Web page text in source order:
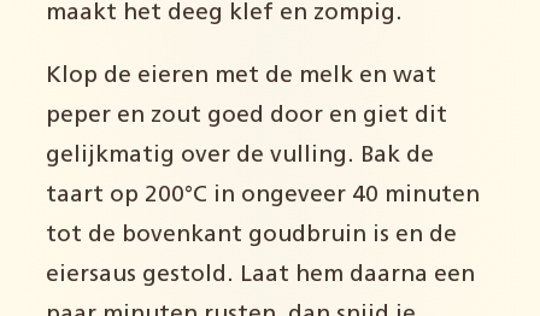
maakt het deeg klef en zompig.
Klop de eieren met de melk en wat
peper en zout goed door en giet dit
gelijkmatig over de vulling. Bak de
taart op 200°C in ongeveer 40 minuten
tot de bovenkant goudbruin is en de
eiersaus gestold. Laat hem daarna een